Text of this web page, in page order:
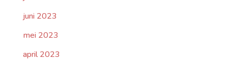
juni 2023
mei 2023
april 2023